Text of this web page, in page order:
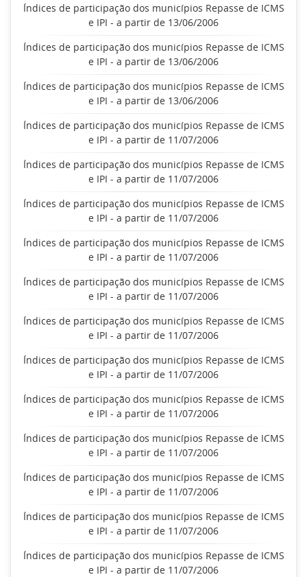
Índices de participação dos municípios Repasse de ICMS
e IPI - a partir de 13/06/2006
Índices de participação dos municípios Repasse de ICMS
e IPI - a partir de 13/06/2006
Índices de participação dos municípios Repasse de ICMS
e IPI - a partir de 13/06/2006
Índices de participação dos municípios Repasse de ICMS
e IPI - a partir de 11/07/2006
Índices de participação dos municípios Repasse de ICMS
e IPI - a partir de 11/07/2006
Índices de participação dos municípios Repasse de ICMS
e IPI - a partir de 11/07/2006
Índices de participação dos municípios Repasse de ICMS
e IPI - a partir de 11/07/2006
Índices de participação dos municípios Repasse de ICMS
e IPI - a partir de 11/07/2006
Índices de participação dos municípios Repasse de ICMS
e IPI - a partir de 11/07/2006
Índices de participação dos municípios Repasse de ICMS
e IPI - a partir de 11/07/2006
Índices de participação dos municípios Repasse de ICMS
e IPI - a partir de 11/07/2006
Índices de participação dos municípios Repasse de ICMS
e IPI - a partir de 11/07/2006
Índices de participação dos municípios Repasse de ICMS
e IPI - a partir de 11/07/2006
Índices de participação dos municípios Repasse de ICMS
e IPI - a partir de 11/07/2006
Índices de participação dos municípios Repasse de ICMS
e IPI - a partir de 11/07/2006